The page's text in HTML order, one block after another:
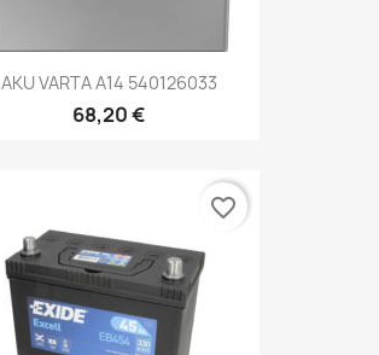
AKU VARTA A14 540126033
68,20 €
favorite_border